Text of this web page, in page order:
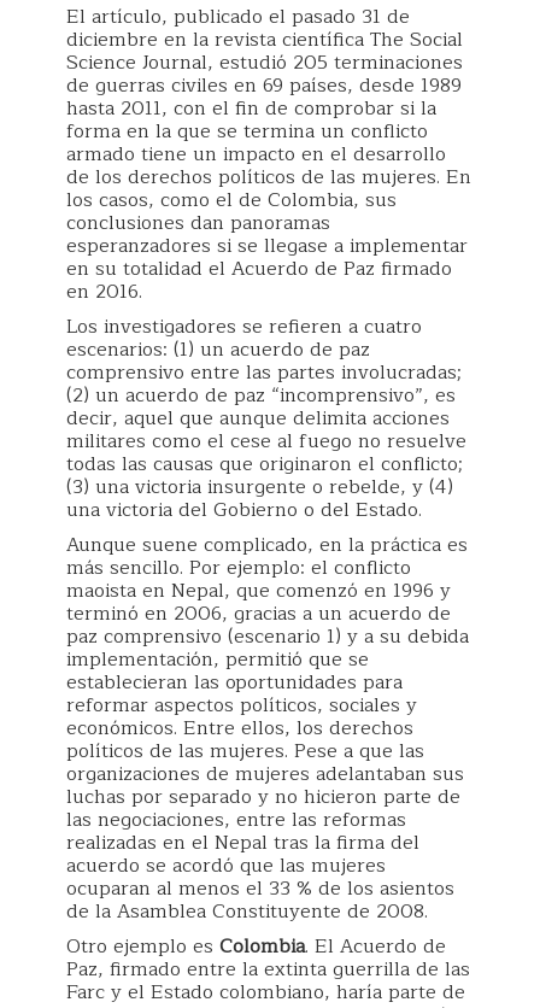
El artículo, publicado el pasado 31 de
diciembre en la revista científica The Social
Science Journal, estudió 205 terminaciones
de guerras civiles en 69 países, desde 1989
hasta 2011, con el fin de comprobar si la
forma en la que se termina un conflicto
armado tiene un impacto en el desarrollo
de los derechos políticos de las mujeres. En
los casos, como el de Colombia, sus
conclusiones dan panoramas
esperanzadores si se llegase a implementar
en su totalidad el Acuerdo de Paz firmado
en 2016.
Los investigadores se refieren a cuatro
escenarios: (1) un acuerdo de paz
comprensivo entre las partes involucradas;
(2) un acuerdo de paz “incomprensivo”, es
decir, aquel que aunque delimita acciones
militares como el cese al fuego no resuelve
todas las causas que originaron el conflicto;
(3) una victoria insurgente o rebelde, y (4)
una victoria del Gobierno o del Estado.
Aunque suene complicado, en la práctica es
más sencillo. Por ejemplo: el conflicto
maoista en Nepal, que comenzó en 1996 y
terminó en 2006, gracias a un acuerdo de
paz comprensivo (escenario 1) y a su debida
implementación, permitió que se
establecieran las oportunidades para
reformar aspectos políticos, sociales y
económicos. Entre ellos, los derechos
políticos de las mujeres. Pese a que las
organizaciones de mujeres adelantaban sus
luchas por separado y no hicieron parte de
las negociaciones, entre las reformas
realizadas en el Nepal tras la firma del
acuerdo se acordó que las mujeres
ocuparan al menos el 33 % de los asientos
de la Asamblea Constituyente de 2008.
Otro ejemplo es Colombia. El Acuerdo de
Paz, firmado entre la extinta guerrilla de las
Farc y el Estado colombiano, haría parte de